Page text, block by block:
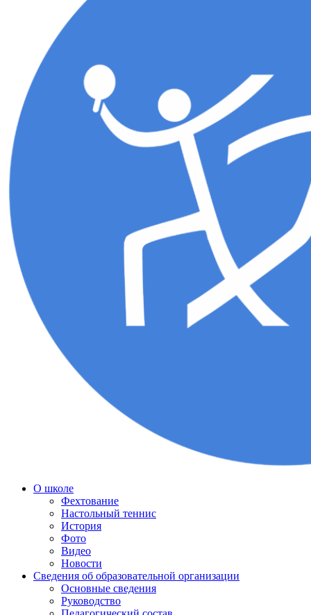
О школе
Фехтование
Настольный теннис
История
Фото
Видео
Новости
Сведения об образовательной организации
Основные сведения
Руководство